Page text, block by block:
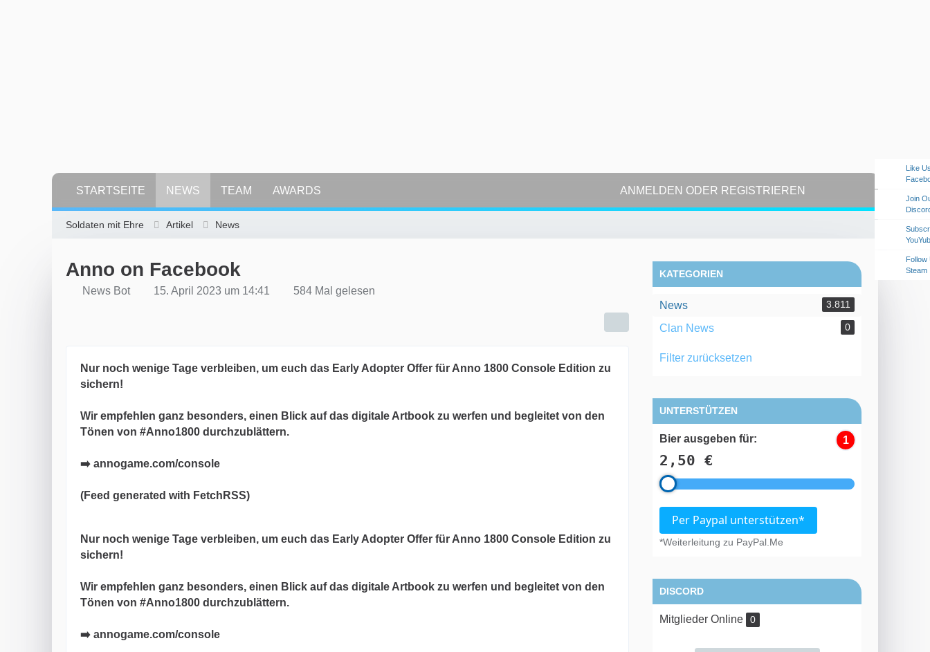
STARTSEITE NEWS TEAM AWARDS ANMELDEN ODER REGISTRIEREN
Soldaten mit Ehre Artikel News
Anno on Facebook
News Bot 15. April 2023 um 14:41 584 Mal gelesen
Nur noch wenige Tage verbleiben, um euch das Early Adopter Offer für Anno 1800 Console Edition zu
sichern!
Wir empfehlen ganz besonders, einen Blick auf das digitale Artbook zu werfen und begleitet von den
Tönen von #Anno1800 durchzublättern.
➡️ annogame.com/console
(Feed generated with FetchRSS)
Nur noch wenige Tage verbleiben, um euch das Early Adopter Offer für Anno 1800 Console Edition zu
sichern!
Wir empfehlen ganz besonders, einen Blick auf das digitale Artbook zu werfen und begleitet von den
Tönen von #Anno1800 durchzublättern.
➡️ annogame.com/console
KATEGORIEN
News 3.811
Clan News 0
Filter zurücksetzen
UNTERSTÜTZEN
Bier ausgeben für:
2,50 €
1
Per Paypal unterstützen*
*Weiterleitung zu PayPal.Me
DISCORD
Mitglieder Online 0
Like
Join
Follow
Steam